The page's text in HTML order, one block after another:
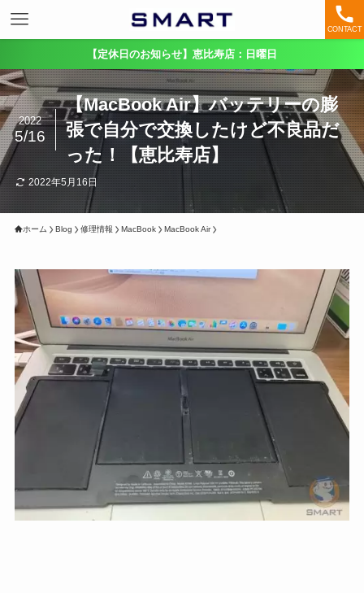
CONTACT
【定休日のお知らせ】恵比寿店：日曜日
【MacBook Air】バッテリーの膨
張で自分で交換したけど不良品だ
った！【恵比寿店】
2022
5/16
2022年5月16日
ホーム Blog 修理情報 MacBook MacBook Air